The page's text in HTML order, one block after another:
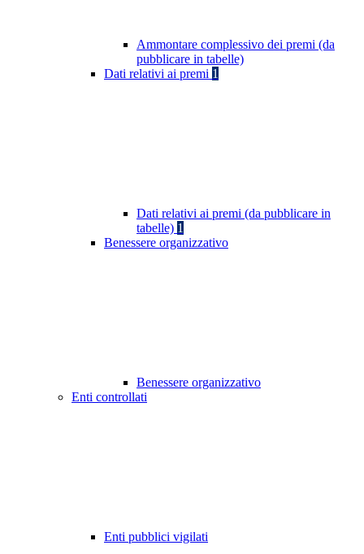
Ammontare complessivo dei premi (da
pubblicare in tabelle)
Dati relativi ai premi 1
Dati relativi ai premi (da pubblicare in
tabelle) 1
Benessere organizzativo
Benessere organizzativo
Enti controllati
Enti pubblici vigilati